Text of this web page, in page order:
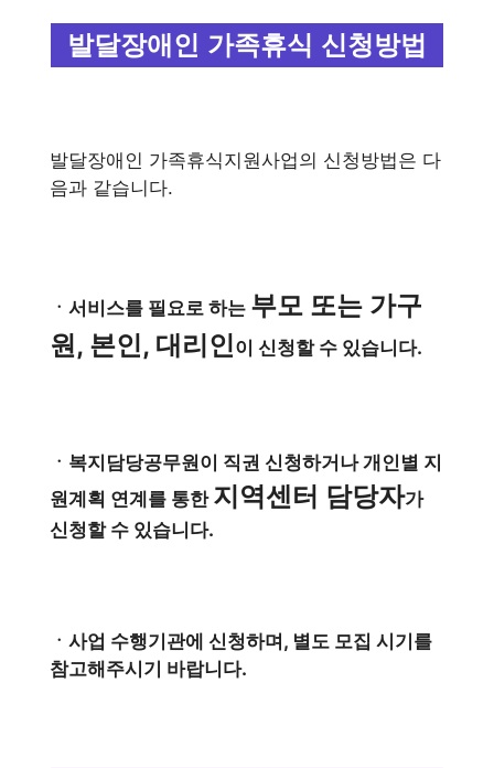
발달장애인 가족휴식 신청방법
발달장애인 가족휴식지원사업의 신청방법은 다
음과 같습니다.
ㆍ서비스를 필요로 하는 부모 또는 가구
원, 본인, 대리인이 신청할 수 있습니다.
ㆍ복지담당공무원이 직권 신청하거나 개인별 지
원계획 연계를 통한 지역센터 담당자가
신청할 수 있습니다.
ㆍ사업 수행기관에 신청하며, 별도 모집 시기를
참고해주시기 바랍니다.